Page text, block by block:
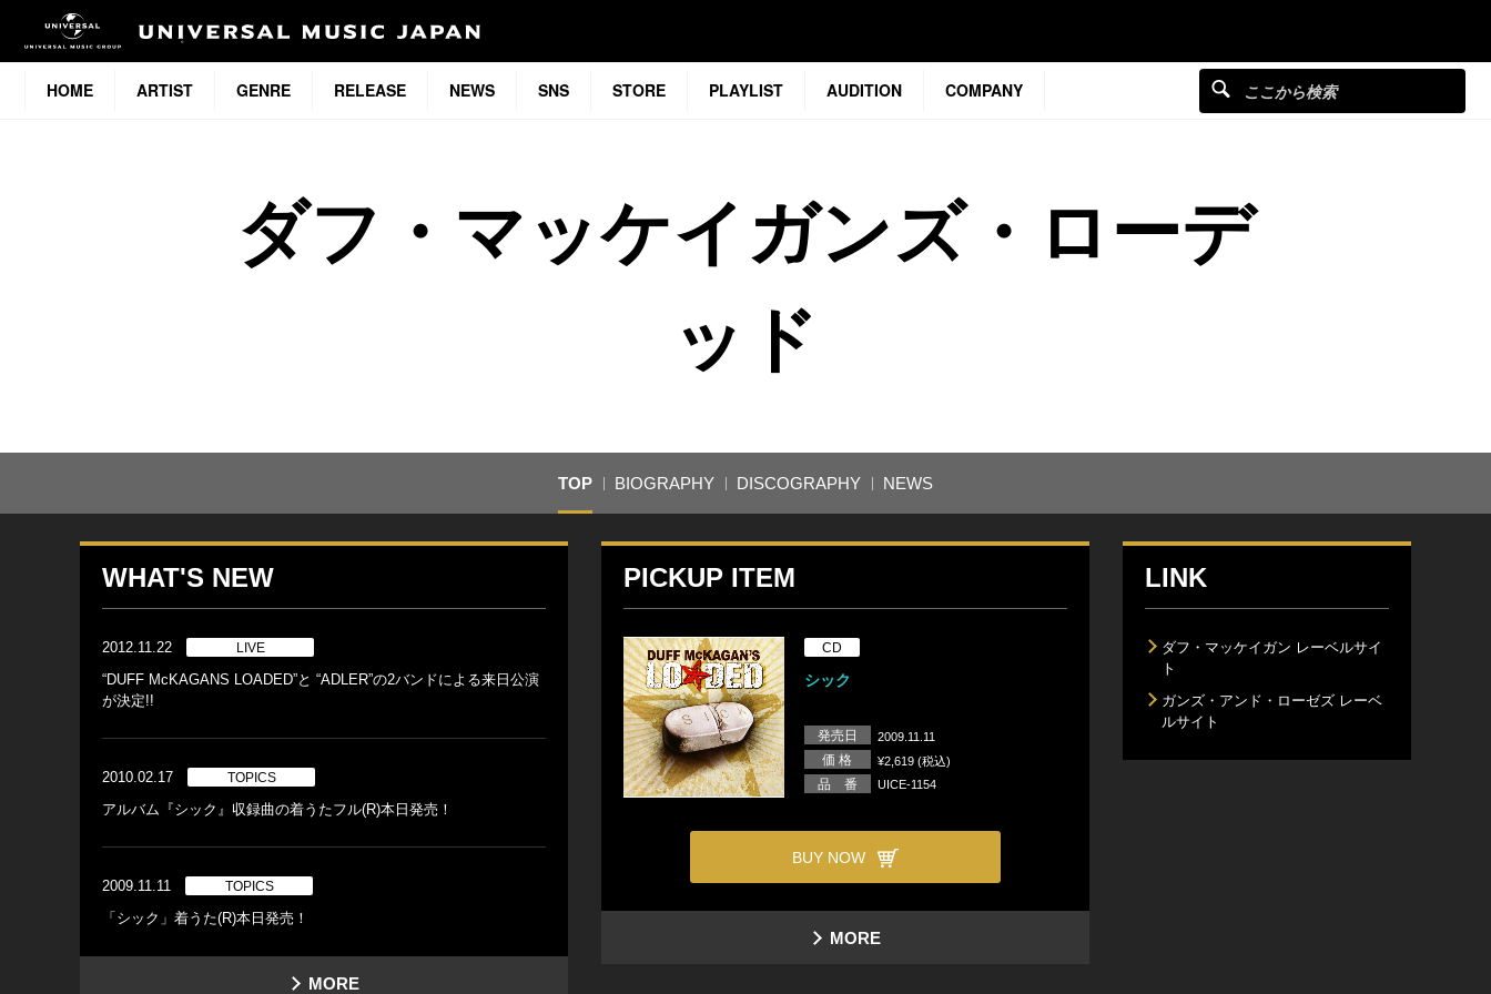
HOME ARTIST GENRE RELEASE NEWS SNS STORE PLAYLIST AUDITION COMPANY
ダフ・マッケイガンズ・ローデ
ッド
TOP BIOGRAPHY DISCOGRAPHY NEWS
WHAT'S NEW
2012.11.22 LIVE
“DUFF McKAGANS LOADED”と “ADLER”の2バンドによる来日公演
が決定!!
2010.02.17 TOPICS
アルバム『シック』収録曲の着うたフル(R)本日発売！
2009.11.11 TOPICS
「シック」着うた(R)本日発売！
MORE
PICKUP ITEM
CD
シック
発売日 2009.11.11
価 格 ¥2,619 (税込)
品 番 UICE-1154
BUY NOW
MORE
LINK
ダフ・マッケイガン レーベルサイ
ト
ガンズ・アンド・ローゼズ レーベ
ルサイト